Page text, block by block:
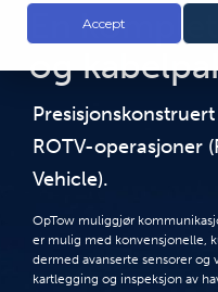
Accept
En
og
ROTV-operasjoner
Vehicle).
OpTow muliggjør
er mulig med konvensjonelle,
dermed avanserte sensorer og
kartlegging og inspeksjon av